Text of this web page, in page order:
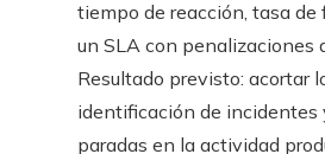
tiempo de reacción, tasa
un SLA con penalizaciones
Resultado previsto: acortar
identificación de incidentes
paradas en la actividad